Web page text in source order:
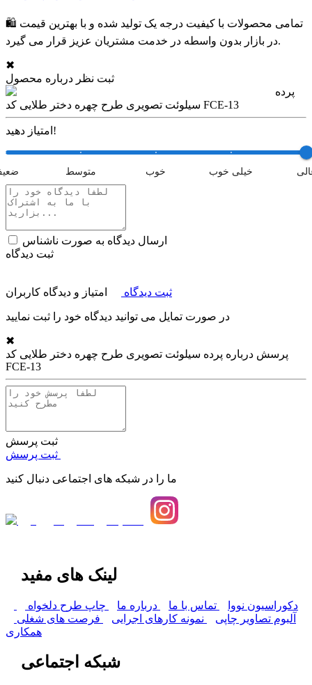
🛍 تمامی محصولات با کیفیت درجه یک تولید شده و با بهترین قیمت
در بازار بدون واسطه در خدمت مشتریان عزیز قرار می گیرد.
✖
ثبت نظر درباره محصول
پرده
سیلوئت تصویری طرح چهره دختر طلایی کد FCE-13
امتیاز دهید!
متوسط خوب خیلی خوب
ارسال دیدگاه به صورت ناشناس
ثبت دیدگاه
ثبت دیدگاه امتیاز و دیدگاه کاربران
در صورت تمایل می توانید دیدگاه خود را ثبت نمایید
✖
پرسش درباره پرده سیلوئت تصویری طرح چهره دختر طلایی کد
FCE-13
ثبت پرسش
ما را در شبکه های اجتماعی دنبال کنید
لینک های مفید
دکوراسیون نووا تماس با ما درباره ما
چاپ طرح دلخواه
آلبوم تصاویر چاپی
نمونه کارهای اجرایی
فرصت های شغلی
همکاری
شبکه اجتماعی